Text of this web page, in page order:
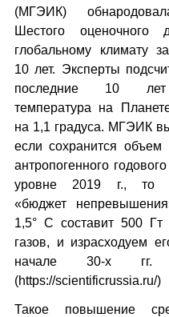
(МГЭИК)
Шестого оценочного
глобальному климату
10 лет. Эксперты
последние 10
температура на
на 1,1 градуса. МГЭИК
если сохранится объем
антропогенного
уровне 2019 г., то
«бюджет
1,5° C составит 500 Гт
газов, и израсходуем
начале 30-х
(https://scientificrussia.ru/)
Такое повышение